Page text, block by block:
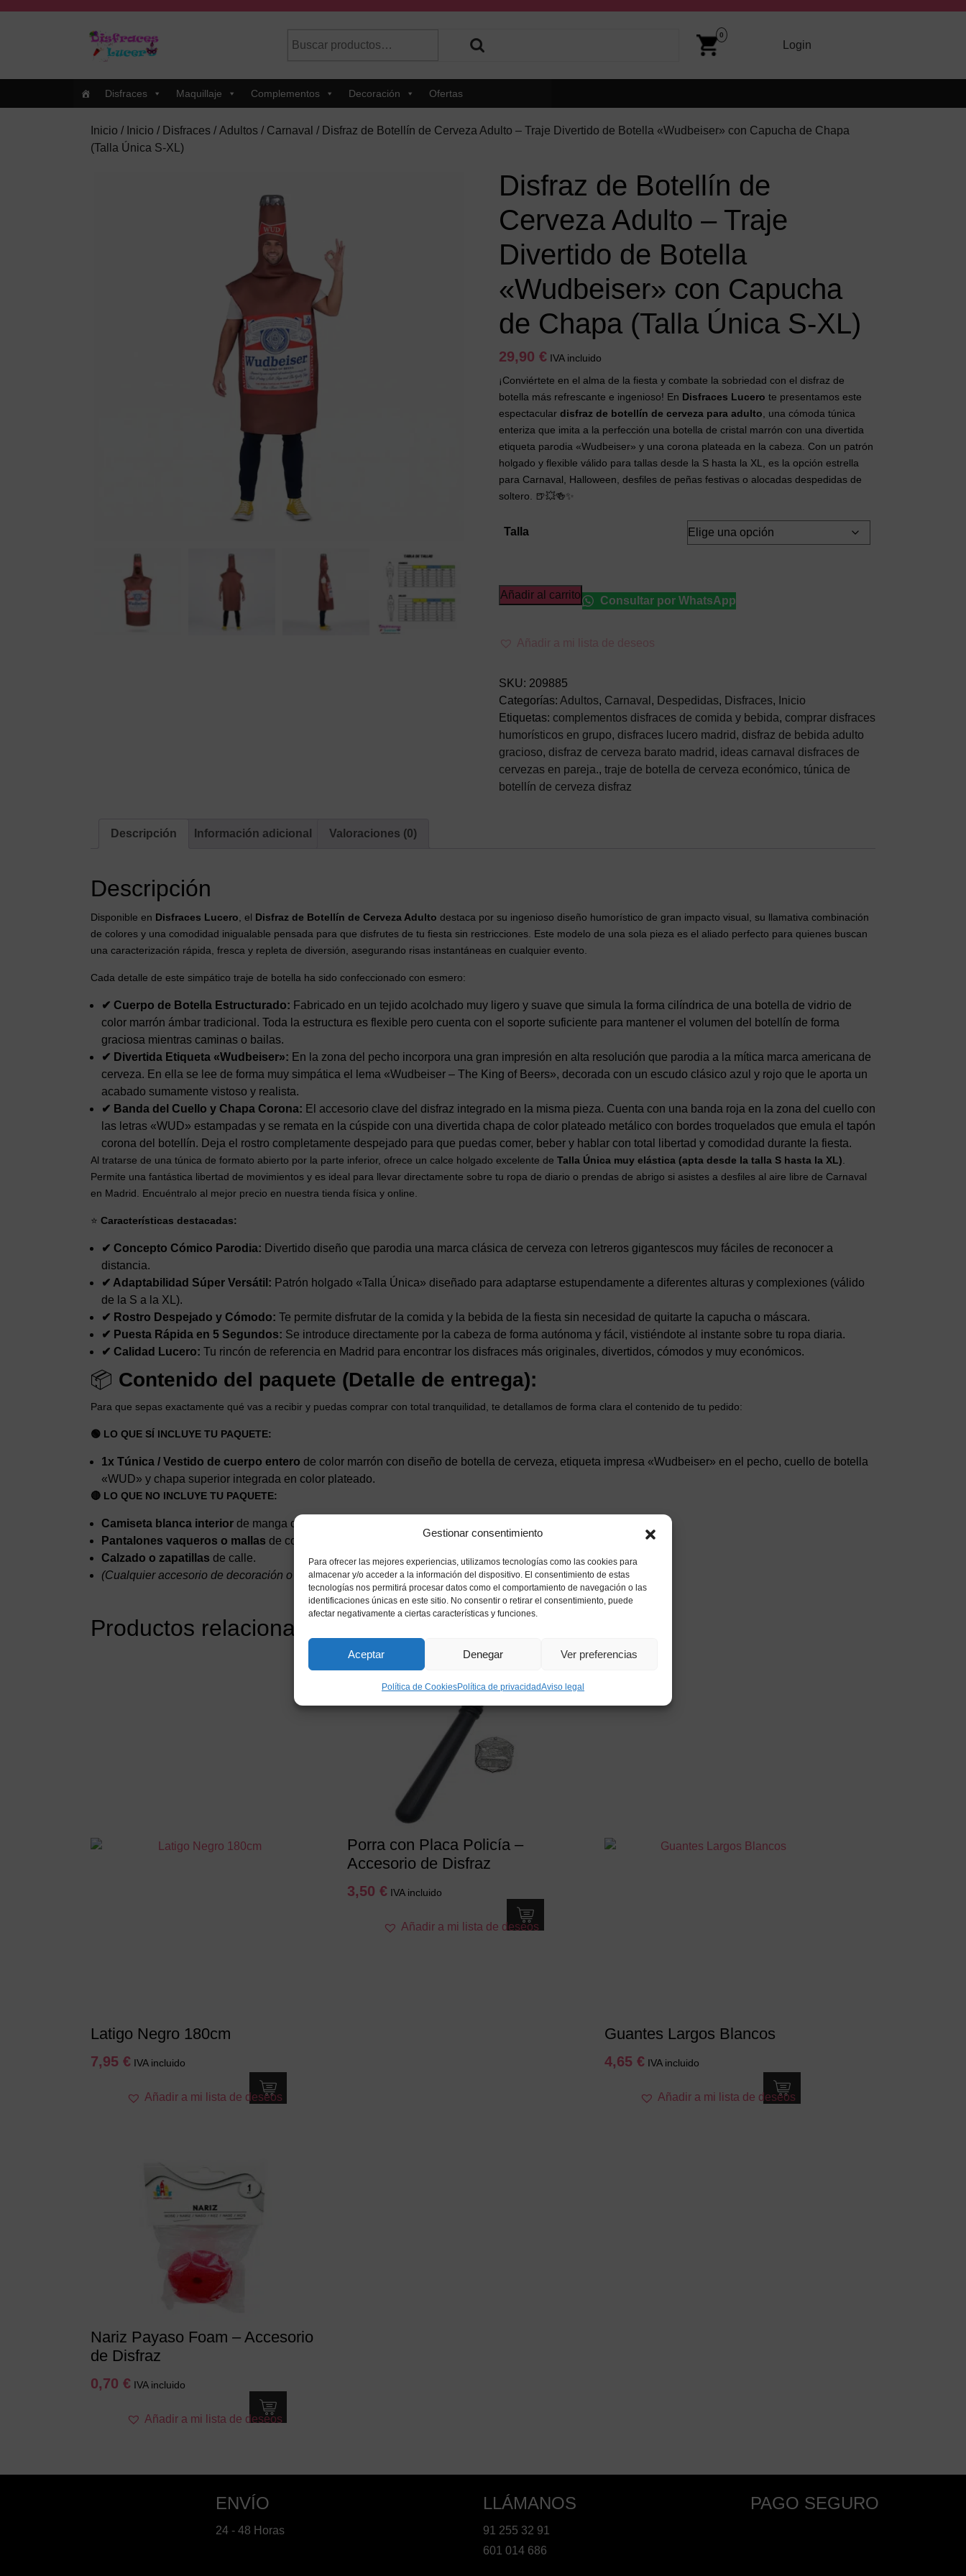
Gestionar consentimiento
Para ofrecer las mejores experiencias, utilizamos tecnologías como las cookies para
almacenar y/o acceder a la información del dispositivo. El consentimiento de estas
tecnologías nos permitirá procesar datos como el comportamiento de navegación o las
identificaciones únicas en este sitio. No consentir o retirar el consentimiento, puede
afectar negativamente a ciertas características y funciones.
Aceptar Denegar Ver preferencias
Política de CookiesPolítica de privacidadAviso legal
Cuando hay resultados autocompletados, puedes utilizar las flechas de arriba y abajo para revisarlos y Enter para ir a la página
0
Image
Login
Disfraces Maquillaje Complementos Decoración Ofertas
Inicio / Inicio / Disfraces / Adultos / Carnaval / Disfraz de Botellín de Cerveza Adulto – Traje Divertido de Botella «Wudbeiser» con Capucha de Chapa
(Talla Única S-XL)
Disfraz de Botellín de
Cerveza Adulto – Traje
Divertido de Botella
«Wudbeiser» con Capucha
de Chapa (Talla Única S-XL)
29,90 € IVA incluido
¡Conviértete en el alma de la fiesta y combate la sobriedad con el disfraz de
botella más refrescante e ingenioso! En Disfraces Lucero te presentamos este
espectacular disfraz de botellín de cerveza para adulto , una cómoda túnica
enteriza que imita a la perfección una botella de cristal marrón con una divertida
etiqueta parodia «Wudbeiser» y una corona plateada en la cabeza. Con un patrón
holgado y flexible válido para tallas desde la S hasta la XL, es la opción estrella
para Carnaval, Halloween, desfiles de peñas festivas o alocadas despedidas de
soltero. 🍺💥🍻✨
Talla
Disfraz
de
Adulto
–
Traje
Divertido
de
Botella
"Wudbeiser"
XL)
cantidad
Añadir al carrito Consultar por WhatsApp
Añadir a mi lista de deseos
SKU: 209885
Categorías: Adultos, Carnaval , Despedidas, Disfraces, Inicio
Etiquetas: complementos disfraces de comida y bebida, comprar disfraces
humorísticos en grupo, disfraces lucero madrid , disfraz de bebida adulto
gracioso, disfraz de cerveza barato madrid , ideas carnaval disfraces de
cervezas en pareja., traje de botella de cerveza económico, túnica de
botellín de cerveza disfraz
Descripción Información adicional Valoraciones (0)
Descripción
Disponible en Disfraces Lucero , el Disfraz de Botellín de Cerveza Adulto destaca por su ingenioso diseño humorístico de gran impacto visual, su llamativa combinación
de colores y una comodidad inigualable pensada para que disfrutes de tu fiesta sin restricciones. Este modelo de una sola pieza es el aliado perfecto para quienes buscan
una caracterización rápida, fresca y repleta de diversión, asegurando risas instantáneas en cualquier evento.
Cada detalle de este simpático traje de botella ha sido confeccionado con esmero:
✔ Cuerpo de Botella Estructurado: Fabricado en un tejido acolchado muy ligero y suave que simula la forma cilíndrica de una botella de vidrio de
color marrón ámbar tradicional. Toda la estructura es flexible pero cuenta con el soporte suficiente para mantener el volumen del botellín de forma
graciosa mientras caminas o bailas.
✔ Divertida Etiqueta «Wudbeiser»: En la zona del pecho incorpora una gran impresión en alta resolución que parodia a la mítica marca americana de
cerveza. En ella se lee de forma muy simpática el lema «Wudbeiser – The King of Beers», decorada con un escudo clásico azul y rojo que le aporta un
acabado sumamente vistoso y realista.
✔ Banda del Cuello y Chapa Corona: El accesorio clave del disfraz integrado en la misma pieza. Cuenta con una banda roja en la zona del cuello con
las letras «WUD» estampadas y se remata en la cúspide con una divertida chapa de color plateado metálico con bordes troquelados que emula el tapón
corona del botellín. Deja el rostro completamente despejado para que puedas comer, beber y hablar con total libertad y comodidad durante la fiesta.
Al tratarse de una túnica de formato abierto por la parte inferior, ofrece un calce holgado excelente de Talla Única muy elástica (apta desde la talla S hasta la XL)
Permite una fantástica libertad de movimientos y es ideal para llevar directamente sobre tu ropa de diario o prendas de abrigo si asistes a desfiles al aire libre de Carnaval
en Madrid. Encuéntralo al mejor precio en nuestra tienda física y online.
⭐ Características destacadas:
✔ Concepto Cómico Parodia: Divertido diseño que parodia una marca clásica de cerveza con letreros gigantescos muy fáciles de reconocer a
distancia.
✔ Adaptabilidad Súper Versátil: Patrón holgado «Talla Única» diseñado para adaptarse estupendamente a diferentes alturas y complexiones (válido
de la S a la XL).
✔ Rostro Despejado y Cómodo: Te permite disfrutar de la comida y la bebida de la fiesta sin necesidad de quitarte la capucha o máscara.
✔ Puesta Rápida en 5 Segundos: Se introduce directamente por la cabeza de forma autónoma y fácil, vistiéndote al instante sobre tu ropa diaria.
✔ Calidad Lucero: Tu rincón de referencia en Madrid para encontrar los disfraces más originales, divertidos, cómodos y muy económicos.
📦 Contenido del paquete (Detalle de entrega):
Para que sepas exactamente qué vas a recibir y puedas comprar con total tranquilidad, te detallamos de forma clara el contenido de tu pedido:
🟢 LO QUE SÍ INCLUYE TU PAQUETE:
1x Túnica / Vestido de cuerpo entero de color marrón con diseño de botella de cerveza, etiqueta impresa «Wudbeiser» en el pecho, cuello de botella
«WUD» y chapa superior integrada en color plateado.
🔴 LO QUE NO INCLUYE TU PAQUETE:
Camiseta blanca interior de manga corta o diaria.
Pantalones vaqueros o mallas de color oscuro.
Calzado o zapatillas de calle.
(Cualquier accesorio de decoración o vasos mostrados en las imágenes de muestra con fines ilustrativos).
Productos relacionados
Latigo Negro 180cm
7,95 € IVA incluido
Añadir a mi lista de deseos
Porra con Placa Policía –
Accesorio de Disfraz
3,50€ IVA incluido
Añadir a mi lista de deseos
Guantes Largos Blancos
4,65 € IVA incluido
Añadir a mi lista de deseos
Nariz Payaso Foam – Accesorio
de Disfraz
0,70 € IVA incluido
Añadir a mi lista de deseos
ENVÍO
24 - 48 Horas
LLÁMANOS
91 255 32 91
601 014 686
PAGO SEGURO